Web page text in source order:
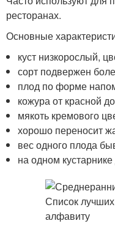
ресторанах.
Основные
куст низкорослый,
сорт подвержен
плод по форме
кожура от красной
мякоть кремового
хорошо переносит
вес одного плода
на одном